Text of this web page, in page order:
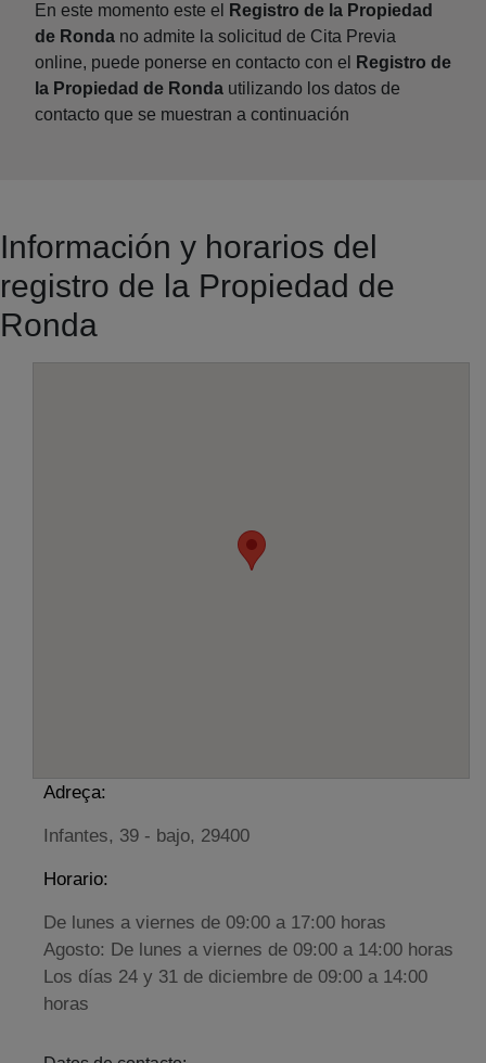
En este momento este el
Registro de la Propiedad
de Ronda no admite la solicitud de Cita Previa
online, puede ponerse en contacto con el
Registro de
la Propiedad de Ronda utilizando los datos de
contacto que se muestran a continuación
Información y horarios del
registro de la Propiedad de
Ronda
Adreça:
Infantes, 39 - bajo, 29400
Horario:
De lunes a viernes de 09:00 a 17:00 horas
Agosto: De lunes a viernes de 09:00 a 14:00 horas
Los días 24 y 31 de diciembre de 09:00 a 14:00
horas